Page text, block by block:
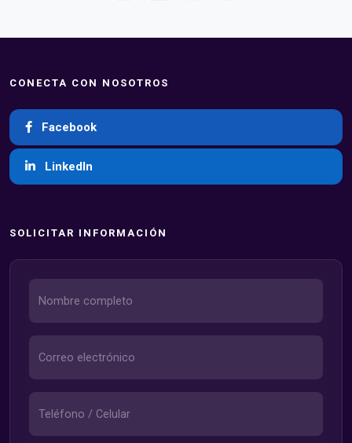
CONECTA CON NOSOTROS
Facebook
LinkedIn
SOLICITAR INFORMACIÓN